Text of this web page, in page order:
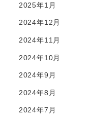
2025年1月
2024年12月
2024年11月
2024年10月
2024年9月
2024年8月
2024年7月